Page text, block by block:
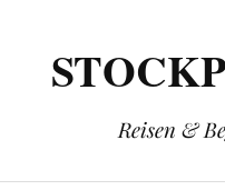
Reisen &